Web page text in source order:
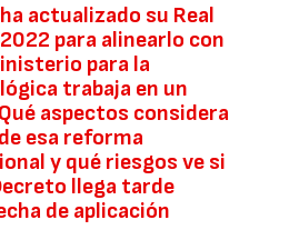
actualizado su Real
para alinearlo con
para la
trabaja en un
aspectos considera
esa reforma
y qué riesgos ve si
llega tarde
de aplicación